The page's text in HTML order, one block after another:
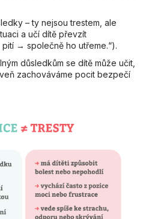
– ty nejsou trestem, ale
a učí dítě převzít
→ společně ho utřeme.“).
důsledkům se dítě může učit,
zachováváme pocit bezpečí